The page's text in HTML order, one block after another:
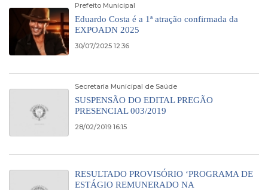
Prefeito Municipal
Eduardo Costa é a 1ª atração confirmada da
EXPOADN 2025
30/07/2025 12:36
Secretaria Municipal de Saúde
SUSPENSÃO DO EDITAL PREGÃO
PRESENCIAL 003/2019
28/02/2019 16:15
RESULTADO PROVISÓRIO ‘PROGRAMA DE
ESTÁGIO REMUNERADO NA